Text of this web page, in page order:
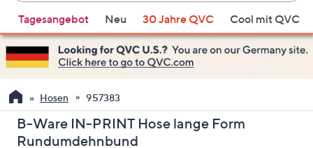
Vorschläge
verfügbar
sind,
verwenden
Sie
die
Pfeiltasten
nach
Tagesangebot Neu 30 Jahre QVC Cool mit QVC
Hosen 957383
B-Ware IN-PRINT Hose lange Form
Rundumdehnbund